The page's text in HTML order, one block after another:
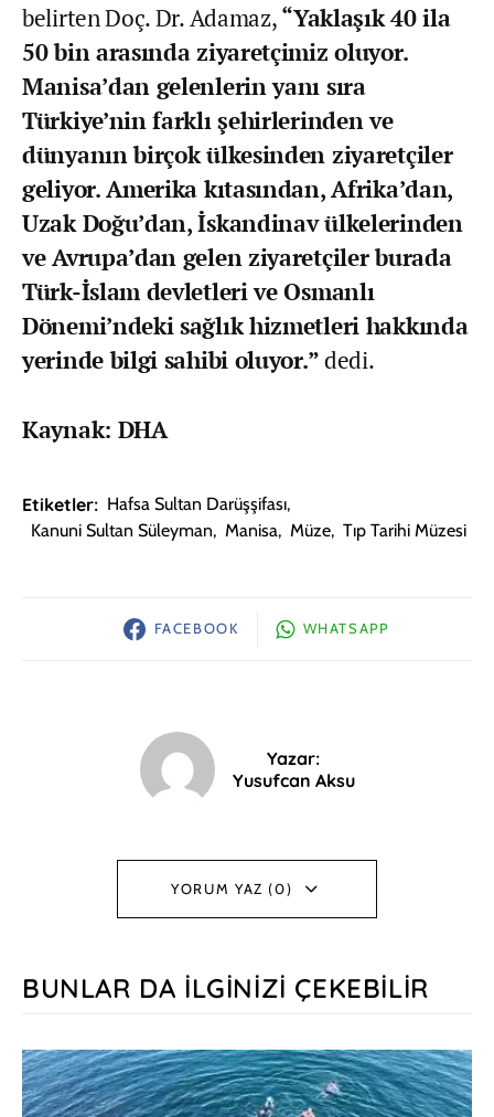
belirten Doç. Dr. Adamaz,“Yaklaşık 40 ila
50 bin arasında ziyaretçimiz oluyor.
Manisa’dan gelenlerin yanı sıra
Türkiye’nin farklı şehirlerinden ve
dünyanın birçok ülkesinden ziyaretçiler
geliyor. Amerika kıtasından, Afrika’dan,
Uzak Doğu’dan, İskandinav ülkelerinden
ve Avrupa’dan gelen ziyaretçiler burada
Türk-İslam devletleri ve Osmanlı
Dönemi’ndeki sağlık hizmetleri hakkında
yerinde bilgi sahibi oluyor.”dedi.
Kaynak: DHA
Etiketler: Hafsa Sultan Darüşşifası,
Kanuni Sultan Süleyman, Manisa, Müze, Tıp Tarihi Müzesi
FACEBOOK WHATSAPP
Yazar:
Yusufcan Aksu
YORUM YAZ (0)
BUNLAR DA İLGINIZI ÇEKEBILIR